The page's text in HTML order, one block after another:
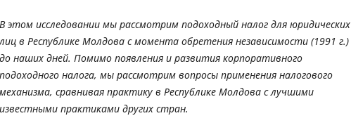
В этом исследовании мы рассмотрим подоходный налог для юридических
лиц в Республике Молдова с момента обретения независимости (1991 г.)
до наших дней. Помимо появления и развития корпоративного
подоходного налога, мы рассмотрим вопросы применения налогового
механизма, сравнивая практику в Республике Молдова с лучшими
известными практиками других стран.